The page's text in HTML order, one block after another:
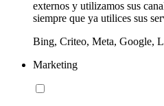
externos y utilizamos sus
siempre que ya utilices sus
Bing, Criteo, Meta, Google,
Marketing